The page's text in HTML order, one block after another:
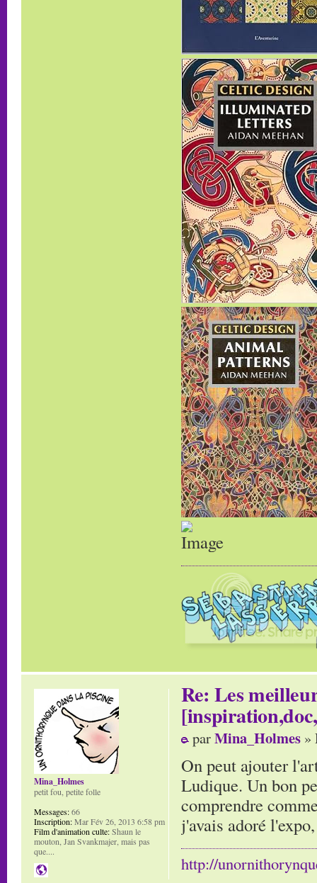
Re: Les
parMina_Holmes »
On peut ajouter
Ludique. Un bon
comprendre
j'avais adoré
http://
Mina_Holmes
petit fou, petite folle
Messages:66
Inscription:Mar Fév 26, 2013 6:58 pm
Film d'animation culte:Shaun le
mouton, Jan Svankmajer, mais pas
que....